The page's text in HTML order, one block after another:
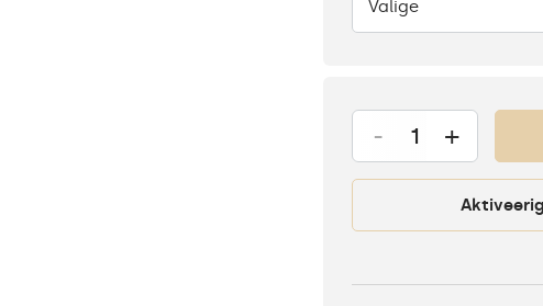
Puudub
Valige
- +